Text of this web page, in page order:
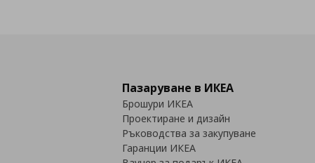
Пазаруване в ИКЕА
Брошури ИКЕА
Проектиране и дизайн
Ръководства за закупуване
Гаранции ИКЕА